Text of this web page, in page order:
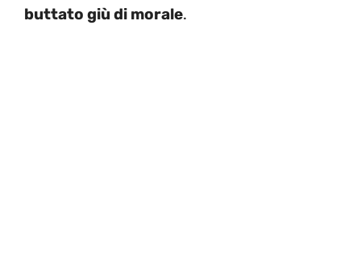
buttato giù di morale.